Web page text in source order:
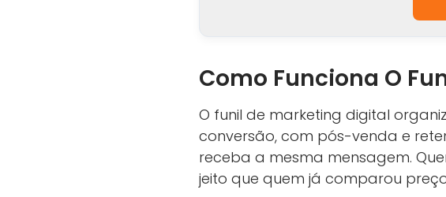
Como Funciona O
O funil de marketing digital
conversão, com pós-venda e
receba a mesma mensagem.
jeito que quem já comparou